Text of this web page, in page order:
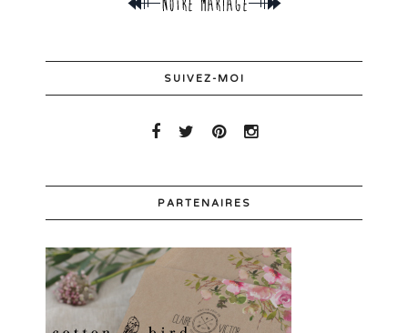
SUIVEZ-MOI
PARTENAIRES